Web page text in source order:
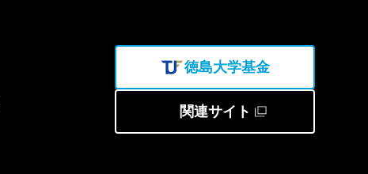
徳島大学基金
関連サイト